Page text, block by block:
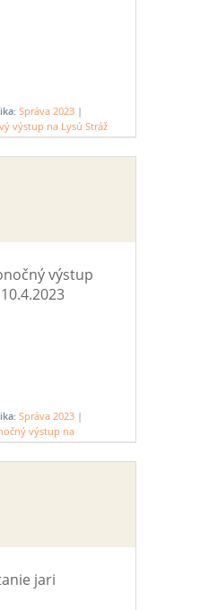
Správa 2023 |
výstup na Lysú Stráž
výstup
Správa 2023 |
výstup na
jari